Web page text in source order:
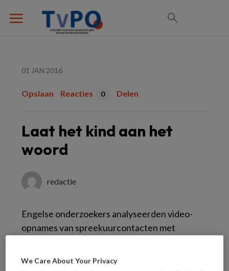
01 JAN 2016
Opslaan Reacties 0 Delen
Laat het kind aan het
woord
redactie
Engelse onderzoekers analyseerden video-
opnames van spreekuurcontacten met
We Care About Your Privacy